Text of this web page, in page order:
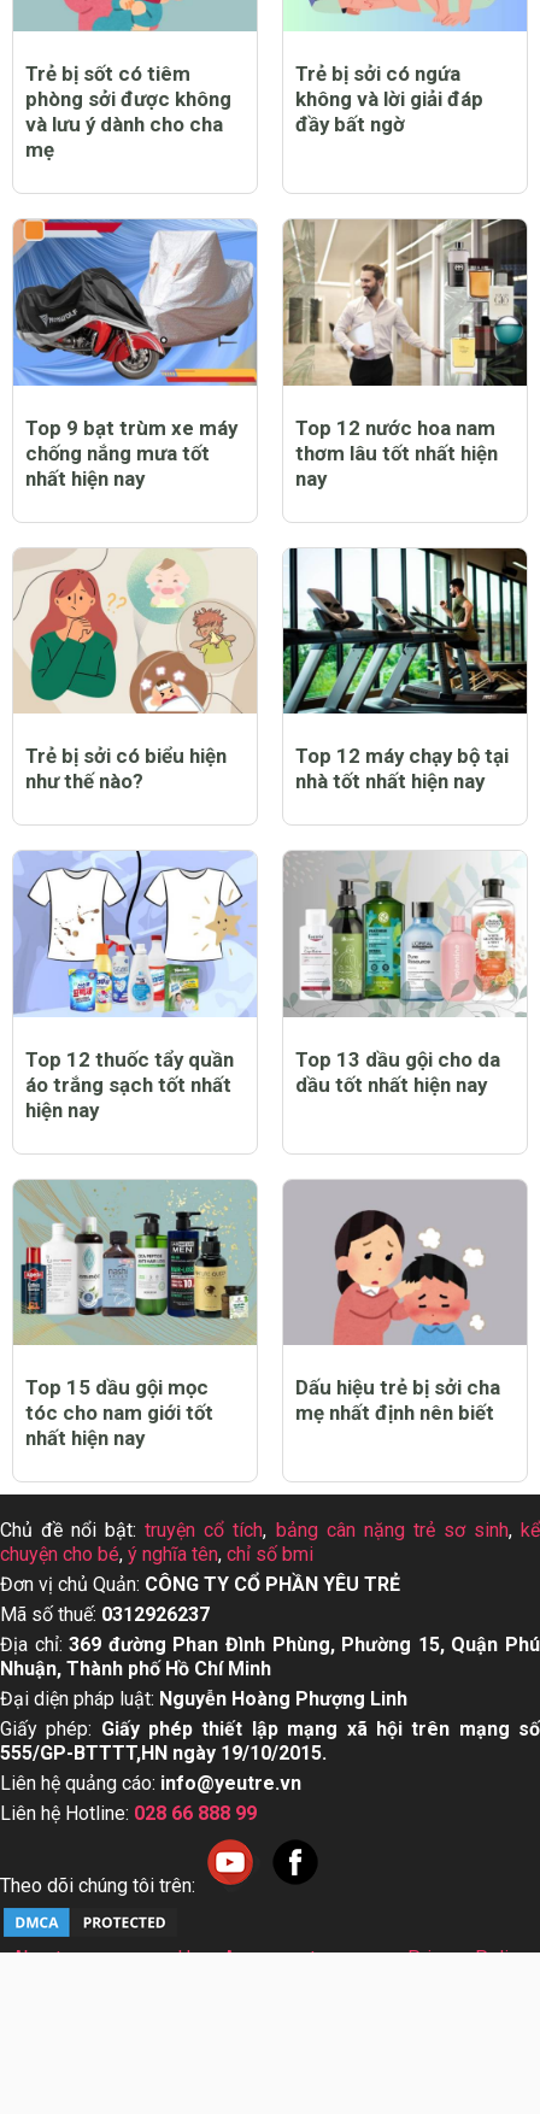
Trẻ bị sốt có tiêm
phòng sởi được không
và lưu ý dành cho cha
mẹ
Trẻ bị sởi có ngứa
không và lời giải đáp
đầy bất ngờ
Top 9 bạt trùm xe máy
chống nắng mưa tốt
nhất hiện nay
Top 12 nước hoa nam
thơm lâu tốt nhất hiện
nay
Trẻ bị sởi có biểu hiện
như thế nào?
Top 12 máy chạy bộ tại
nhà tốt nhất hiện nay
Top 12 thuốc tẩy quần
áo trắng sạch tốt nhất
hiện nay
Top 13 dầu gội cho da
dầu tốt nhất hiện nay
Top 15 dầu gội mọc
tóc cho nam giới tốt
nhất hiện nay
Dấu hiệu trẻ bị sởi cha
mẹ nhất định nên biết
Chủ đề nổi bật:truyện cổ tích, bảng cân nặng trẻ sơ sinh,kể
chuyện cho bé, ý nghĩa tên, chỉ số bmi
Đơn vị chủ Quản: CÔNG TY CỔ PHẦN YÊU TRẺ
Mã số thuế: 0312926237
Địa chỉ:369 đường Phan Đình Phùng, Phường 15, Quận Phú
Nhuận, Thành phố Hồ Chí Minh
Đại diện pháp luật: Nguyễn Hoàng Phượng Linh
Giấy phép: Giấy phép thiết lập mạng xã hội trên mạng số
555/GP-BTTTT,HN ngày 19/10/2015.
Liên hệ quảng cáo: info@yeutre.vn
Liên hệ Hotline: 028 66 888 99
Theo dõi chúng tôi trên:
About us User Agreement
Privacy Policy